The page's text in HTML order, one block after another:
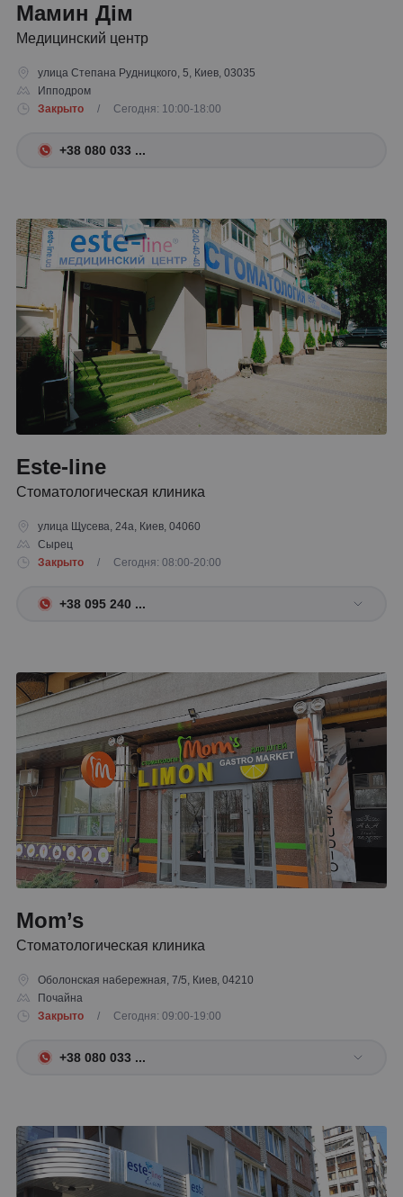
Мамин Дім
Медицинский центр
улица Степана Рудницкого, 5, Киев, 03035
Ипподром
Закрыто
/ Сегодня: 10:00-18:00
+38 080 033 ...
Este-line
Стоматологическая клиника
улица Щусева, 24а, Киев, 04060
Сырец
Закрыто
/ Сегодня: 08:00-20:00
+38 095 240 ...
Mom’s
Стоматологическая клиника
Оболонская набережная, 7/5, Киев, 04210
Почайна
Закрыто
/ Сегодня: 09:00-19:00
+38 080 033 ...